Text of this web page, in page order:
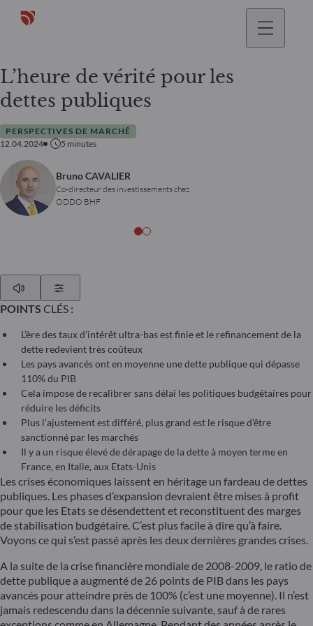
L’heure de vérité pour les
dettes publiques
PERSPECTIVES DE MARCHÉ
12.04.2024
5 minutes
Bruno CAVALIER
Co-directeur des investissements chez
ODDO BHF
POINTS CLÉS :
L’ère des taux d’intérêt ultra-bas est finie et le refinancement de la
dette redevient très coûteux
Les pays avancés ont en moyenne une dette publique qui dépasse
110% du PIB
Cela impose de recalibrer sans délai les politiques budgétaires pour
réduire les déficits
Plus l’ajustement est différé, plus grand est le risque d’être
sanctionné par les marchés
Il y a un risque élevé de dérapage de la dette à moyen terme en
France, en Italie, aux Etats-Unis
Les crises économiques laissent en héritage un fardeau de dettes
publiques. Les phases d’expansion devraient être mises à profit
pour que les Etats se désendettent et reconstituent des marges
de stabilisation budgétaire. C’est plus facile à dire qu’à faire.
Voyons ce qui s’est passé après les deux dernières grandes crises.
A la suite de la crise financière mondiale de 2008-2009, le ratio de
dette publique a augmenté de 26 points de PIB dans les pays
avancés pour atteindre près de 100% (c’est une moyenne). Il n’est
jamais redescendu dans la décennie suivante, sauf à de rares